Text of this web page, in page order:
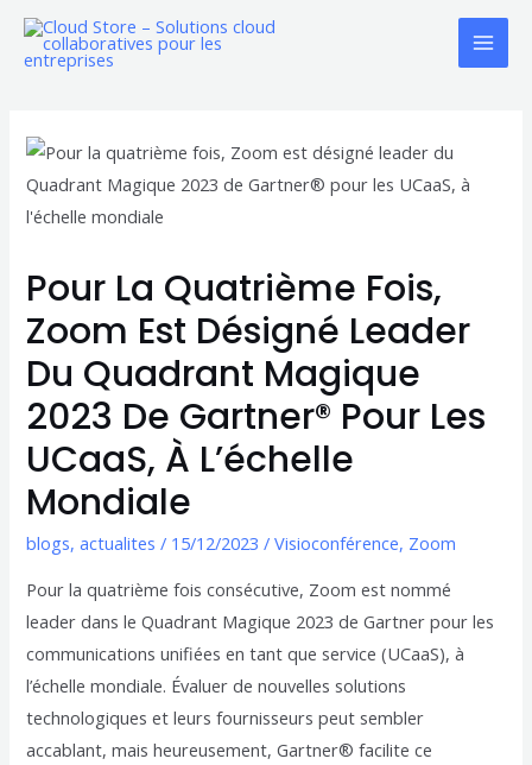
Aller
Pour La Quatrième Fois,
Zoom Est Désigné Leader
Du Quadrant Magique
2023 De Gartner® Pour Les
UCaaS, À L’échelle
Mondiale
blogs,actualites / 15/12/2023 /Visioconférence, Zoom
Pour la quatrième fois consécutive, Zoom est nommé
leader dans le Quadrant Magique 2023 de Gartner pour les
communications unifiées en tant que service (UCaaS), à
l’échelle mondiale. Évaluer de nouvelles solutions
technologiques et leurs fournisseurs peut sembler
accablant, mais heureusement, Gartner® facilite ce